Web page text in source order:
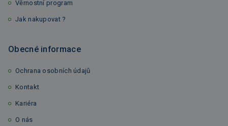
Věrnostní program
Jak nakupovat ?
Obecné informace
Ochrana osobních údajů
Kontakt
Kariéra
O nás